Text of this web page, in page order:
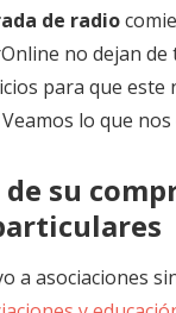
de radio
no dejan de
para que este
lo que
su
a asociaciones